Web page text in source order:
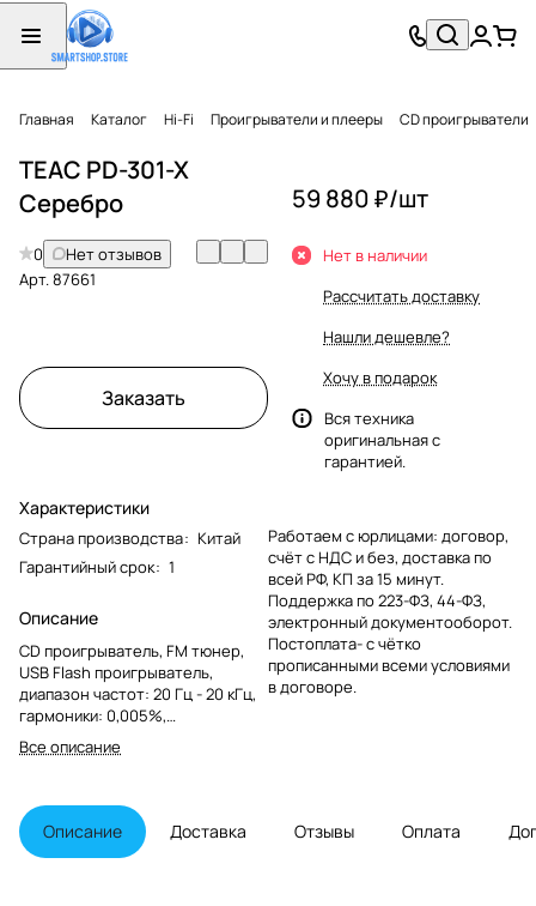
Главная Каталог Hi-Fi Проигрыватели и плееры CD проигрыватели
TEAC PD-301-X
Серебро
0
Нет отзывов
Арт.87661
Заказать
Характеристики
Страна производства: Китай
Гарантийный срок: 1
Описание
CD проигрыватель, FM тюнер,
USB Flash проигрыватель,
диапазон частот: 20 Гц - 20 кГц,
гармоники: 0,005%,
соотношение сигнал/шум: 113
дБ, воспроизводимые диски: CD-
форматы: WAV, MP3, WMA, AAC
files, аудио ЦАП: BurrBrown
PCM5142, 32-бит, аудио входы: 1
Все описание
59 880 ₽/шт
Нет в наличии
Рассчитать доставку
Нашли дешевле?
Хочу в подарок
Вся техника
оригинальная с
гарантией.
Работаем с юрлицами: договор,
счёт с НДС и без, доставка по
всей РФ, КП за 15 минут.
Поддержка по 223-ФЗ, 44-ФЗ,
электронный документооборот.
Постоплата- с чётко
прописанными всеми условиями
в договоре.
Описание Доставка Отзывы Оплата